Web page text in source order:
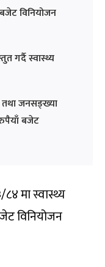
विनियोजन
गर्दै स्वास्थ्य
तथा जनसङ्ख्या
बजेट
मा स्वास्थ्य
विनियोजन